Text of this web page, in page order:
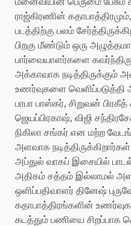
ராஜ்கிரணின்
படத்திற்கு பலம்
பிறகு மீண்டும் ஒரு
பார்வையாளர்களை
அக்காவாக
உணர்வுகளை வெளிப்படுத்தி
பாபா பாஸ்கர், சிறுவன்
ஜெயப்பிரகாஷ், விஜி
நிகிலா சங்கர் என மற்ற
அளவாக
அப்துல் வாகப் இசையில்
அதிகம் சத்தம் இல்லாமல்
ஒளிப்பதிவாளர் தினேஷ்
கதாபாத்திரங்களின்
கடத்தும் பணியை சிறப்பாக